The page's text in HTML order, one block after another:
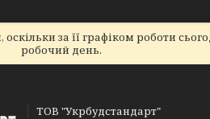
за її графіком роботи
робочий день.
ТОВ "Укрбудстандарт"